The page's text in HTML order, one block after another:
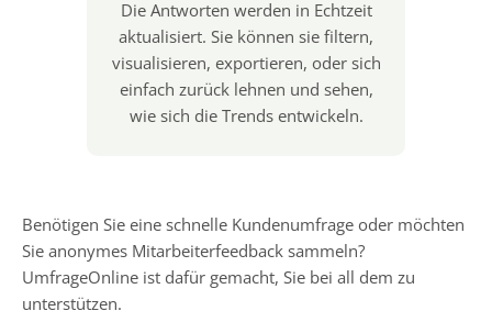
Die Antworten werden in Echtzeit
aktualisiert. Sie können sie filtern,
visualisieren, exportieren, oder sich
einfach zurück lehnen und sehen,
wie sich die Trends entwickeln.
Benötigen Sie eine schnelle Kundenumfrage oder möchten
Sie anonymes Mitarbeiterfeedback sammeln?
UmfrageOnline ist dafür gemacht, Sie bei all dem zu
unterstützen.